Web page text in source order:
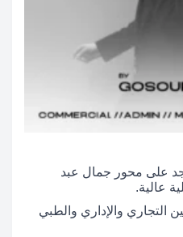
على محور جمال عبد
عالية.
التجاري والإداري والطبي